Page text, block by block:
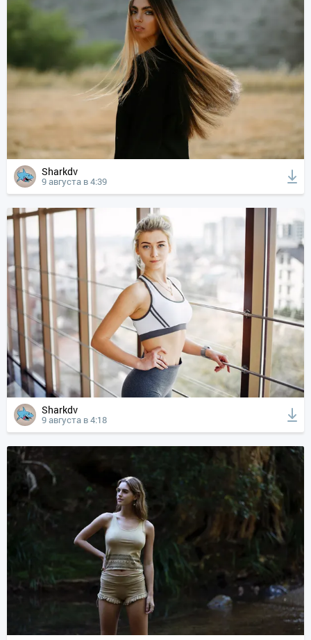
Sharkdv
9 августа в 4:39
Sharkdv
9 августа в 4:18